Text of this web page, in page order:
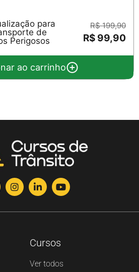
para
de
Perigosos
R$ 199,90
R$ 99,90
ao carrinho
Cursos
Ver todos